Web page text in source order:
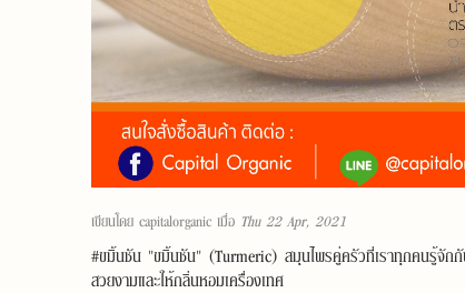
เขียนโดย capitalorganic เมื่อ Thu 22 Apr, 2021
#ขมิ้นชัน "ขมิ้นชัน" (Turmeric) สมุนไพรคู่ครัวที่เราทุกคนรู้จัก
สวยงามและให้กลิ่นหอมเครื่องเทศ